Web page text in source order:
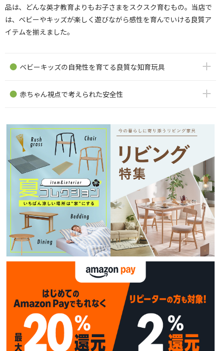
品は、どんな英才教育よりもお子さまをスクスク育むもの。当店で
は、ベビーやキッズが楽しく遊びながら感性を育んでいける良質ア
イテムを揃えました。
ベビーキッズの自発性を育てる良質な知育玩具
赤ちゃん視点で考えられた安全性